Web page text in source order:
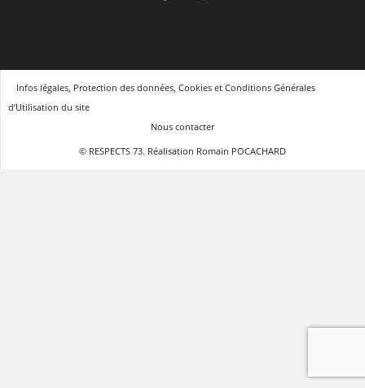
Infos légales, Protection des données, Cookies et Conditions Générales
d’Utilisation du site
Nous contacter
© RESPECTS 73. Réalisation Romain POCACHARD